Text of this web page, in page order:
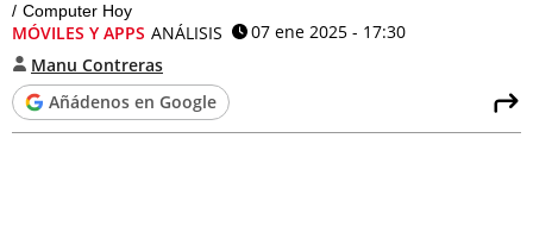
Computer Hoy
MÓVILES Y APPS ANÁLISIS
07 ene 2025 - 17:30
Manu Contreras
Añádenos en Google